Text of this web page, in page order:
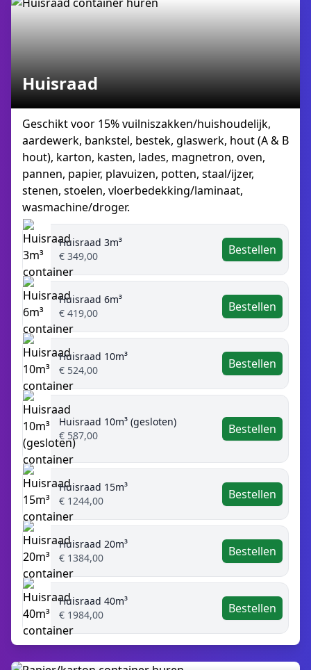
Huisraad
Geschikt voor 15% vuilniszakken/huishoudelijk,
aardewerk, bankstel, bestek, glaswerk, hout (A & B
hout), karton, kasten, lades, magnetron, oven,
pannen, papier, plavuizen, potten, staal/ijzer,
stenen, stoelen, vloerbedekking/laminaat,
wasmachine/droger.
Huisraad 3m³
€ 349,00
Bestellen
Huisraad 6m³
€ 419,00
Bestellen
Huisraad 10m³
€ 524,00
Bestellen
Huisraad 10m³ (gesloten)
€ 587,00
Bestellen
Huisraad 15m³
€ 1244,00
Bestellen
Huisraad 20m³
€ 1384,00
Bestellen
Huisraad 40m³
€ 1984,00
Bestellen